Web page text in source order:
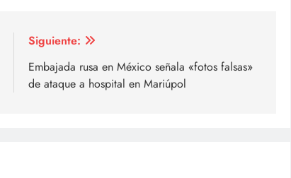
Siguiente:
Embajada rusa en México señala «fotos falsas»
de ataque a hospital en Mariúpol